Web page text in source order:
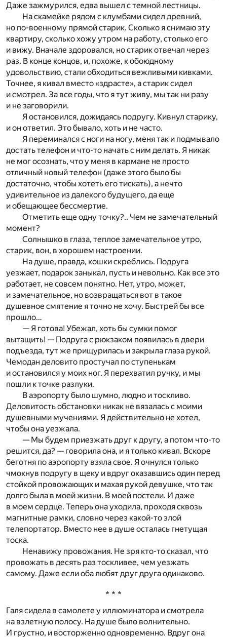
Даже зажмурился, едва вышел с темной лестницы.
На скамейке рядом с клумбами сидел древний,
но по-военному прямой старик. Сколько я снимаю эту
квартиру, сколько хожу утром на работу, столько его
и вижу. Вначале здоровался, но старик отвечал через
раз. В конце концов, и, похоже, к обоюдному
удовольствию, стали обходиться вежливыми кивками.
Точнее, я кивал вместо «здрасте», а старик сидел
и смотрел. За все годы, что я тут живу, мы так ни разу
и не заговорили.
Я остановился, дожидаясь подругу. Кивнул старику,
и он ответил. Это бывало, хоть и не часто.
Я переминался с ноги на ногу, меня так и подмывало
достать телефон и что-то начать с ним делать. Я никак
не мог осознать, что у меня в кармане не просто
отличный новый телефон (даже этого было бы
достаточно, чтобы хотеть его тискать), а нечто
удивительное из далекого будущего, да еще
и обещающее бессмертие.
Отметить еще одну точку?.. Чем не замечательный
момент?
Солнышко в глаза, теплое замечательное утро,
старик, вон, в хорошем настроении.
На душе, правда, кошки скреблись. Подруга
уезжает, подарок заныкал, пусть и невольно. Как все это
работает, не совсем понятно. Нет, утро, может,
и замечательное, но возвращаться вот в такое
душевное смятение я точно не хочу. Быстрей бы все
прошло…
— Я готова! Убежал, хоть бы сумки помог
вытащить! — Подруга с рюкзаком появилась в двери
подъезда, тут же прищурилась и закрыла глаза рукой.
Чемодан деловито простучал по ступенькам
и остановился у моих ног. Я перехватил ручку, и мы
пошли к точке разлуки.
В аэропорту было шумно, людно и тоскливо.
Деловитость обстановки никак не вязалась с моими
душевными мучениями. Я действительно не хотел,
чтобы она уезжала.
— Мы будем приезжать друг к другу, а потом что-то
решится, да? — говорила она, и я только кивал. Вскоре
беготня по аэропорту взяла свое. Я очнулся только
чмокнув подругу в щеку и вдруг оказавшись один перед
стойкой провожающих и махая рукой девушке, что так
долго была в моей жизни. В моей постели. И даже
в моем сердце. Теперь она уходила, проходя сквозь
магнитные рамки, словно через какой-то злой
телепортатор. Вместо нее в душе осталась гнетущая
тоска.
Ненавижу провожания. Не зря кто-то сказал, что
провожать в десять раз тоскливее, чем уезжать
самому. Даже если оба любят друг друга одинаково.
* * *
Галя сидела в самолете у иллюминатора и смотрела
на взлетную полосу. На душе было волнительно.
И грустно, и восторженно одновременно. Вдруг она